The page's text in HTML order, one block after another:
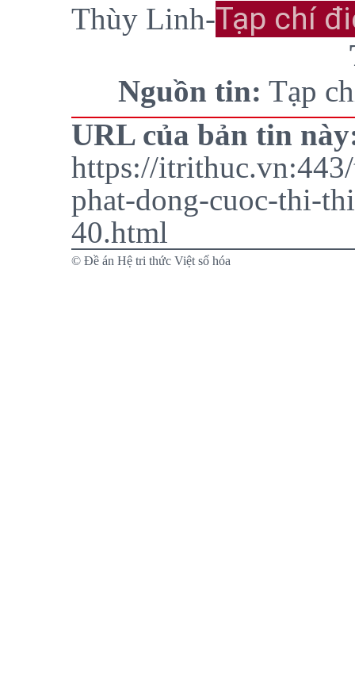
Thùy Linh-Tạp chí
Nguồn tin: Tạp
URL của bản tin
https://
phat-dong-cuoc-thi-
40.html
© Đề án Hệ tri thức Việt số hóa